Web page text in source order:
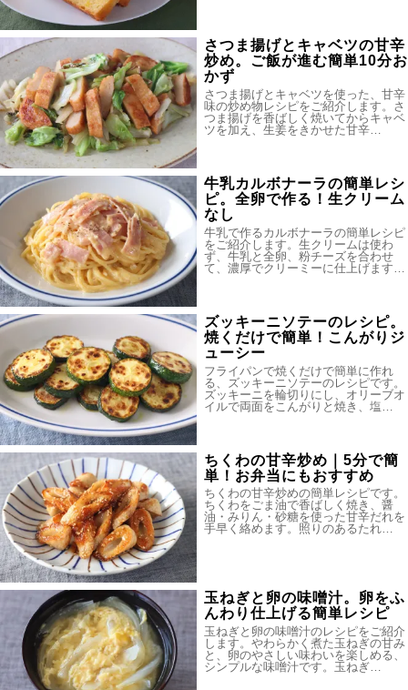
さつま揚げとキャベツの甘辛
炒め。ご飯が進む簡単10分お
かず
さつま揚げとキャベツを使った、甘辛
味の炒め物レシピをご紹介します。さ
つま揚げを香ばしく焼いてからキャベ
ツを加え、生姜をきかせた甘辛…
牛乳カルボナーラの簡単レシ
ピ。全卵で作る！生クリーム
なし
牛乳で作るカルボナーラの簡単レシピ
をご紹介します。生クリームは使わ
ず、牛乳と全卵、粉チーズを合わせ
て、濃厚でクリーミーに仕上げます…
ズッキーニソテーのレシピ。
焼くだけで簡単！こんがりジ
ューシー
フライパンで焼くだけで簡単に作れ
る、ズッキーニソテーのレシピです。
ズッキーニを輪切りにし、オリーブオ
イルで両面をこんがりと焼き、塩…
ちくわの甘辛炒め｜5分で簡
単！お弁当にもおすすめ
ちくわの甘辛炒めの簡単レシピです。
ちくわをごま油で香ばしく焼き、醤
油・みりん・砂糖を使った甘辛だれを
手早く絡めます。照りのあるたれ…
玉ねぎと卵の味噌汁。卵をふ
んわり仕上げる簡単レシピ
玉ねぎと卵の味噌汁のレシピをご紹介
します。やわらかく煮た玉ねぎの甘み
と、卵のやさしい味わいを楽しめる、
シンプルな味噌汁です。玉ねぎ…